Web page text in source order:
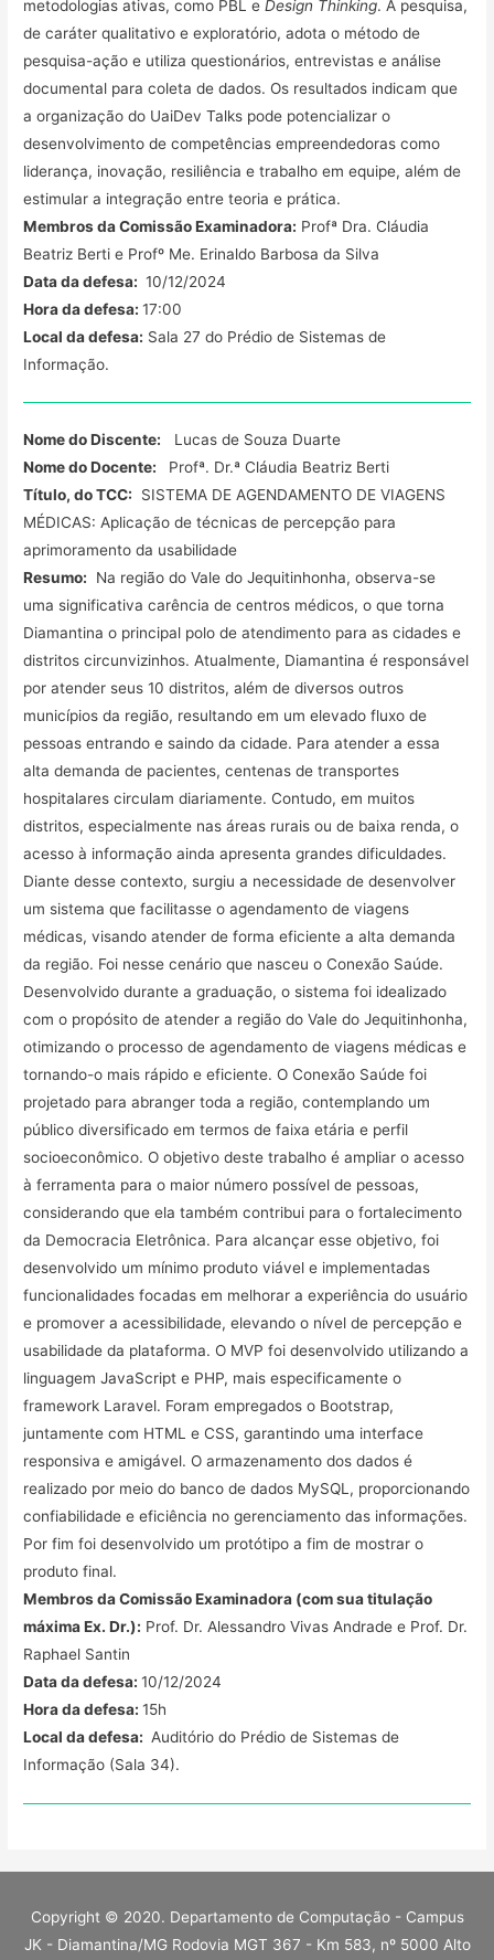
metodologias ativas, como PBL eDesign Thinking. A pesquisa,
de caráter qualitativo e exploratório, adota o método de
pesquisa-ação e utiliza questionários, entrevistas e análise
documental para coleta de dados. Os resultados indicam que
a organização do UaiDev Talks pode potencializar o
desenvolvimento de competências empreendedoras como
liderança, inovação, resiliência e trabalho em equipe, além de
estimular a integração entre teoria e prática.
Membros da Comissão Examinadora: Profª Dra. Cláudia
Beatriz Berti e Profº Me. Erinaldo Barbosa da Silva
Data da defesa: 10/12/2024
Hora da defesa:17:00
Local da defesa: Sala 27 do Prédio de Sistemas de
Informação.
Nome do Discente: Lucas de Souza Duarte
Nome do Docente:
Profª. Dr.ª Cláudia Beatriz Berti
Título, do TCC: SISTEMA DE AGENDAMENTO DE VIAGENS
MÉDICAS: Aplicação de técnicas de percepção para
aprimoramento da usabilidade
Resumo: Na região do Vale do Jequitinhonha, observa-se
uma significativa carência de centros médicos, o que torna
Diamantina o principal polo de atendimento para as cidades e
distritos circunvizinhos. Atualmente, Diamantina é responsável
por atender seus 10 distritos, além de diversos outros
municípios da região, resultando em um elevado fluxo de
pessoas entrando e saindo da cidade. Para atender a essa
alta demanda de pacientes, centenas de transportes
hospitalares circulam diariamente. Contudo, em muitos
distritos, especialmente nas áreas rurais ou de baixa renda, o
acesso à informação ainda apresenta grandes dificuldades.
Diante desse contexto, surgiu a necessidade de desenvolver
um sistema que facilitasse o agendamento de viagens
médicas, visando atender de forma eficiente a alta demanda
da região. Foi nesse cenário que nasceu o Conexão Saúde.
Desenvolvido durante a graduação, o sistema foi idealizado
com o propósito de atender a região do Vale do Jequitinhonha,
otimizando o processo de agendamento de viagens médicas e
tornando-o mais rápido e eficiente. O Conexão Saúde foi
projetado para abranger toda a região, contemplando um
público diversificado em termos de faixa etária e perfil
socioeconômico. O objetivo deste trabalho é ampliar o acesso
à ferramenta para o maior número possível de pessoas,
considerando que ela também contribui para o fortalecimento
da Democracia Eletrônica. Para alcançar esse objetivo, foi
desenvolvido um mínimo produto viável e implementadas
funcionalidades focadas em melhorar a experiência do usuário
e promover a acessibilidade, elevando o nível de percepção e
usabilidade da plataforma. O MVP foi desenvolvido utilizando a
linguagem JavaScript e PHP, mais especificamente o
framework Laravel. Foram empregados o Bootstrap,
juntamente com HTML e CSS, garantindo uma interface
responsiva e amigável. O armazenamento dos dados é
realizado por meio do banco de dados MySQL, proporcionando
confiabilidade e eficiência no gerenciamento das informações.
Por fim foi desenvolvido um protótipo a fim de mostrar o
produto final.
Membros da Comissão Examinadora (com sua titulação
máxima Ex. Dr.): Prof. Dr. Alessandro Vivas Andrade e Prof. Dr.
Raphael Santin
Data da defesa:10/12/2024
Hora da defesa:15h
Local da defesa: Auditório do Prédio de Sistemas de
Informação (Sala 34).
Copyright © 2020. Departamento de Computação - Campus
JK - Diamantina/MG Rodovia MGT 367 - Km 583, nº 5000 Alto